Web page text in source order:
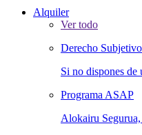
Alquiler
Ver todo
Derecho
Si no dispones de
Programa ASAP
Alokairu